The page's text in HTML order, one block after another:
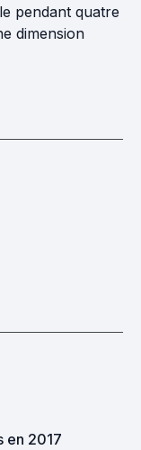
pendant quatre
dimension
en 2017